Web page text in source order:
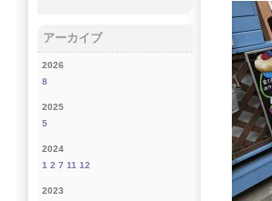
アーカイブ
2026
8
2025
5
2024
1 2 7 11 12
2023